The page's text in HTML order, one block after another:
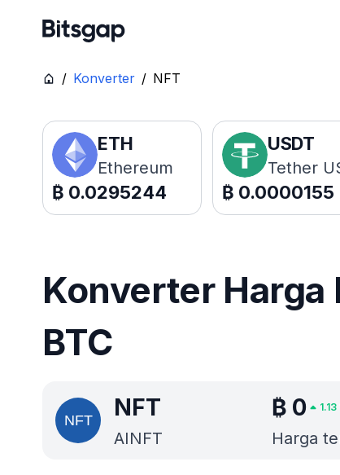
/ Konverter / NFT
ETH
Ethereum
₿ 0.0295244
USDT
Tether
₿ 0.0000155
Konverter Harga
BTC
NFT
AINFT
₿ 0 1.13
Harga